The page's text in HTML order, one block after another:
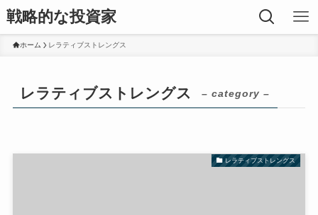
戦略的な投資家
ホーム レラティブストレングス
レラティブストレングス – category –
レラティブストレングス